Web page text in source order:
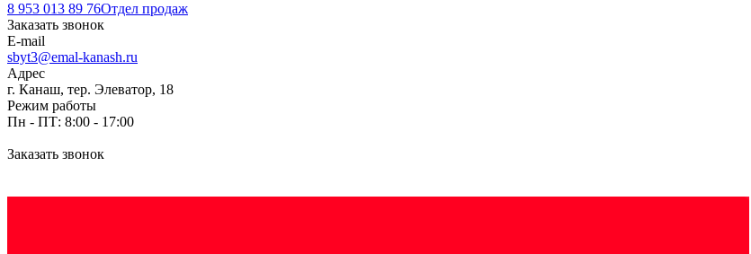
8 953 013 89 76Отдел продаж
Заказать звонок
E-mail
sbyt3@emal-kanash.ru
Адрес
г. Канаш, тер. Элеватор, 18
Режим работы
Пн - ПТ: 8:00 - 17:00
Заказать звонок